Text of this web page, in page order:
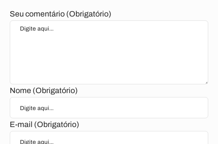
Seu comentário (Obrigatório)
Nome (Obrigatório)
E-mail (Obrigatório)